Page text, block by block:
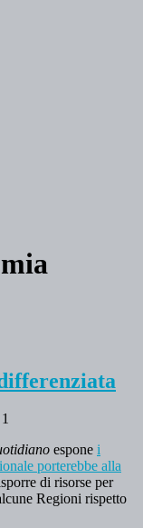
1
espone i
porterebbe alla
di risorse per
Regioni rispetto